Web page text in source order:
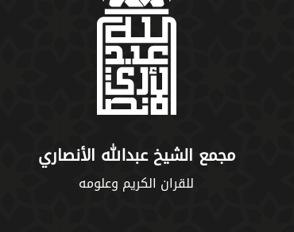
مجمع الشيخ عبدالله الأنصاري
للقران الكريم وعلومه